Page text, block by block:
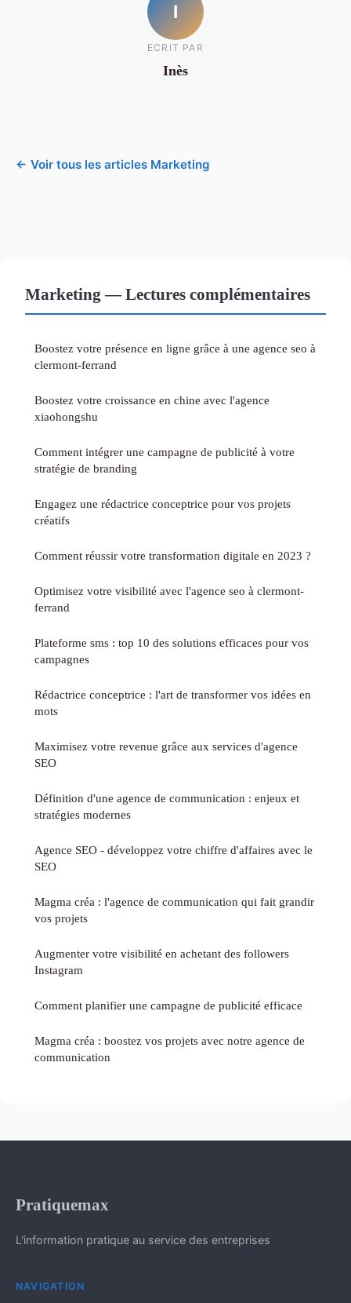
I
ECRIT PAR
Inès
← Voir tous les articles Marketing
Marketing — Lectures complémentaires
Boostez votre présence en ligne grâce à une agence seo à
clermont-ferrand
Boostez votre croissance en chine avec l'agence
xiaohongshu
Comment intégrer une campagne de publicité à votre
stratégie de branding
Engagez une rédactrice conceptrice pour vos projets
créatifs
Comment réussir votre transformation digitale en 2023 ?
Optimisez votre visibilité avec l'agence seo à clermont-
ferrand
Plateforme sms : top 10 des solutions efficaces pour vos
campagnes
Rédactrice conceptrice : l'art de transformer vos idées en
mots
Maximisez votre revenue grâce aux services d'agence
SEO
Définition d'une agence de communication : enjeux et
stratégies modernes
Agence SEO - développez votre chiffre d'affaires avec le
SEO
Magma créa : l'agence de communication qui fait grandir
vos projets
Augmenter votre visibilité en achetant des followers
Instagram
Comment planifier une campagne de publicité efficace
Magma créa : boostez vos projets avec notre agence de
communication
Pratiquemax
L'information pratique au service des entreprises
NAVIGATION